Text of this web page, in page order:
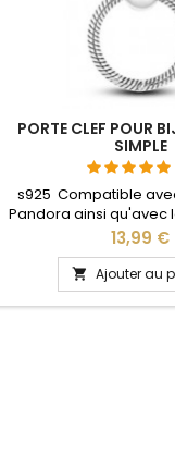
PORTE CLEF POUR
SIMPLE
s925 Compatible
Pandora ainsi qu'avec
notre site idéal pour :
Valentin, anniversaire,
mariage L'ouverture
se fait au niveau
Prix
13,99 €
 Ajouter au